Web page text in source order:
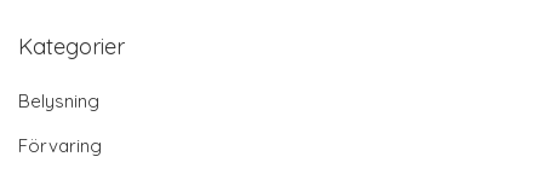
Kategorier
Belysning
Förvaring